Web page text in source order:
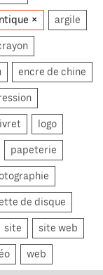
argile
encre de chine
logo
papeterie
de disque
site site web
web